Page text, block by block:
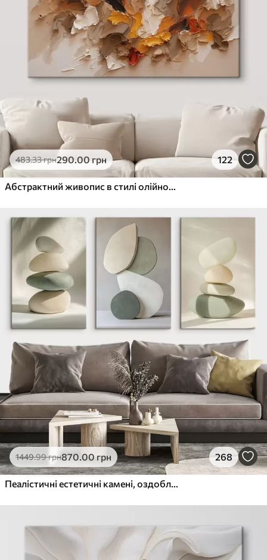
483.33грн290.00грн 122
Абстрактний живопис в стилі олійного живопису
1449.99грн870.00 грн 268
Пеалістичні естетичні камені, оздоблення будинку, природне освітлення